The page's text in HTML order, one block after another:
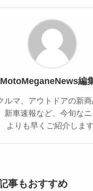
MotoMeganeNews編
ルマ、アウトドアの新
新車速報など、今旬な
よりも早くご紹介しま
事もおすすめ